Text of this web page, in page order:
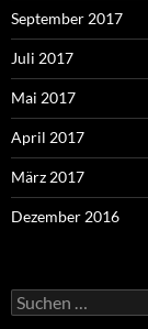
September 2017
Juli 2017
Mai 2017
April 2017
März 2017
Dezember 2016
Suchen
nach: